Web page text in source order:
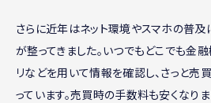
さらに近年はネット環境やスマホの普及
が整ってきました。いつでもどこでも金
リなどを用いて情報を確認し、さっと売
っています。売買時の手数料も安くなり